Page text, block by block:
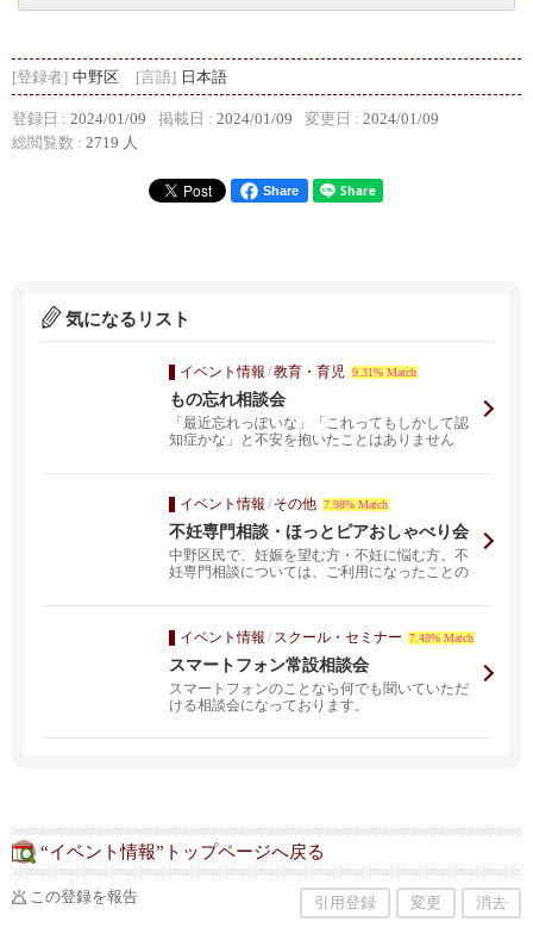
[登録者] 中野区 [言語] 日本語
登録日 : 2024/01/09 掲載日 : 2024/01/09 変更日 : 2024/01/09
総閲覧数 : 2719 人
Share
気になるリスト
イベント情報 /教育・育児 9.31% Match
もの忘れ相談会
「最近忘れっぽいな」「これってもしかして認
知症かな」と不安を抱いたことはありません
イベント情報 / その他 7.98% Match
不妊専門相談・ほっとピアおしゃべり会
中野区民で、妊娠を望む方・不妊に悩む方。不
妊専門相談については、ご利用になったことの
イベント情報 / スクール・セミナー 7.48% Match
スマートフォン常設相談会
スマートフォンのことなら何でも聞いていただ
ける相談会になっております。
“イベント情報”トップページへ戻る
この登録を報告 引用登録 変更 消去